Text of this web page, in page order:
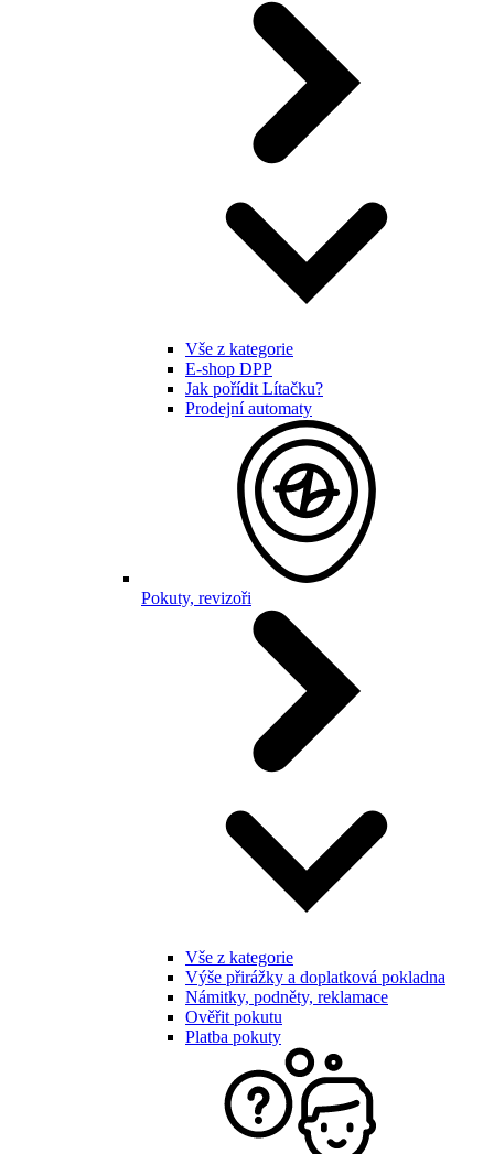
Vše z kategorie
E-shop DPP
Jak pořídit Lítačku?
Prodejní automaty
Pokuty, revizoři
Vše z kategorie
Výše přirážky a doplatková pokladna
Námitky, podněty, reklamace
Ověřit pokutu
Platba pokuty